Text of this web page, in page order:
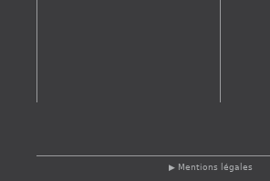
Mentions légales